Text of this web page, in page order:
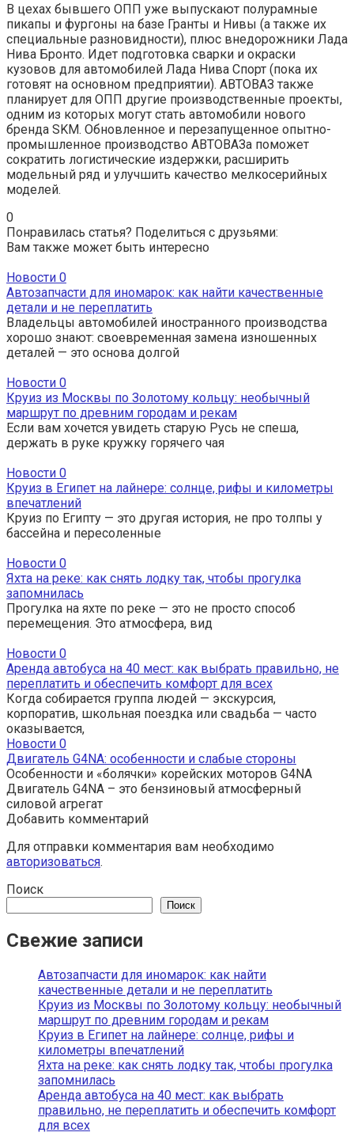
В цехах бывшего ОПП уже выпускают полурамные
пикапы и фургоны на базе Гранты и Нивы (а также их
специальные разновидности), плюс внедорожники Лада
Нива Бронто. Идет подготовка сварки и окраски
кузовов для автомобилей Лада Нива Спорт (пока их
готовят на основном предприятии). АВТОВАЗ также
планирует для ОПП другие производственные проекты,
одним из которых могут стать автомобили нового
бренда SKM. Обновленное и перезапущенное опытно-
промышленное производство АВТОВАЗа поможет
сократить логистические издержки, расширить
модельный ряд и улучшить качество мелкосерийных
моделей.
0
Понравилась статья? Поделиться с друзьями:
Вам также может быть интересно
Новости 0
Автозапчасти для иномарок: как найти качественные
детали и не переплатить
Владельцы автомобилей иностранного производства
хорошо знают: своевременная замена изношенных
деталей — это основа долгой
Новости 0
Круиз из Москвы по Золотому кольцу: необычный
маршрут по древним городам и рекам
Если вам хочется увидеть старую Русь не спеша,
держать в руке кружку горячего чая
Новости 0
Круиз в Египет на лайнере: солнце, рифы и километры
впечатлений
Круиз по Египту — это другая история, не про толпы у
бассейна и пересоленные
Новости 0
Яхта на реке: как снять лодку так, чтобы прогулка
запомнилась
Прогулка на яхте по реке — это не просто способ
перемещения. Это атмосфера, вид
Новости 0
Аренда автобуса на 40 мест: как выбрать правильно, не
переплатить и обеспечить комфорт для всех
Когда собирается группа людей — экскурсия,
корпоратив, школьная поездка или свадьба — часто
оказывается,
Новости 0
Двигатель G4NA: особенности и слабые стороны
Особенности и «болячки» корейских моторов G4NA
Двигатель G4NA – это бензиновый атмосферный
силовой агрегат
Добавить комментарий
Для отправки комментария вам необходимо
авторизоваться.
Поиск
Поиск
Свежие записи
Автозапчасти для иномарок: как найти
качественные детали и не переплатить
Круиз из Москвы по Золотому кольцу: необычный
маршрут по древним городам и рекам
Круиз в Египет на лайнере: солнце, рифы и
километры впечатлений
Яхта на реке: как снять лодку так, чтобы прогулка
запомнилась
Аренда автобуса на 40 мест: как выбрать
правильно, не переплатить и обеспечить комфорт
для всех